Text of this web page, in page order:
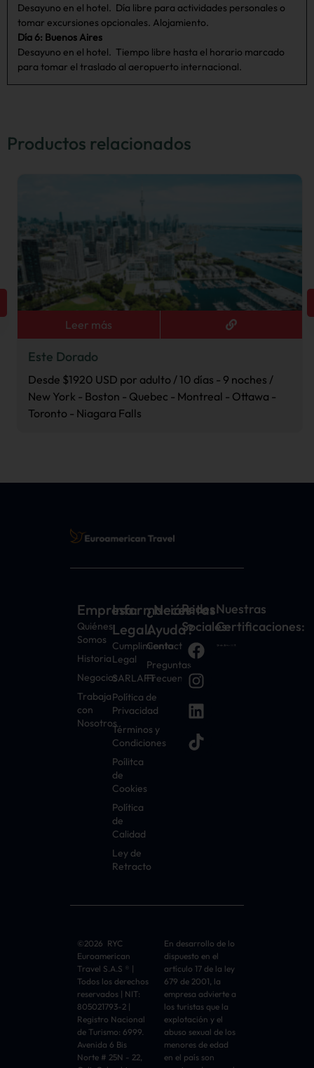
Desayuno en el hotel. Día libre para actividades personales o
tomar excursiones opcionales. Alojamiento.
Día 6: Buenos Aires
Desayuno en el hotel. Tiempo libre hasta el horario marcado
para tomar el traslado al aeropuerto internacional.
Productos relacionados
Leer más
Este Dorado
Desde $1920 USD por adulto / 10 días - 9 noches /
New York - Boston - Quebec - Montreal - Ottawa -
Toronto - Niagara Falls
Empresa:
Quiénes
Somos
Historia
Negocios
Trabaja
con
Nosotros
Información
Legal:
Cumplimiento
Legal
SARLAFT
Política de
Privacidad
Términos y
Condiciones
Poílitca
de
Cookies
Política
de
Calidad
Ley de
Retracto
¿Necesitas
Ayuda?
Contacto
Preguntas
Frecuentes
Redes
Sociales:
Nuestras
Certificaciones:
©2026 RYC
Euroamerican
Travel S.A.S ® |
Todos los derechos
reservados | NIT:
805021793-2 |
Registro Nacional
de Turismo: 6999.
Avenida 6 Bis
Norte # 25N - 22,
En desarrollo de lo
dispuesto en el
artículo 17 de la ley
679 de 2001, la
empresa advierte a
los turistas que la
explotación y el
abuso sexual de los
menores de edad
en el país son